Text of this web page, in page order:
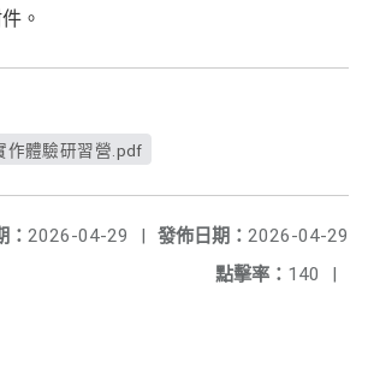
。
作體驗研習營.pdf
發佈日期： 2026-04-29
： 2026-04-29
|
點擊率： 140 |